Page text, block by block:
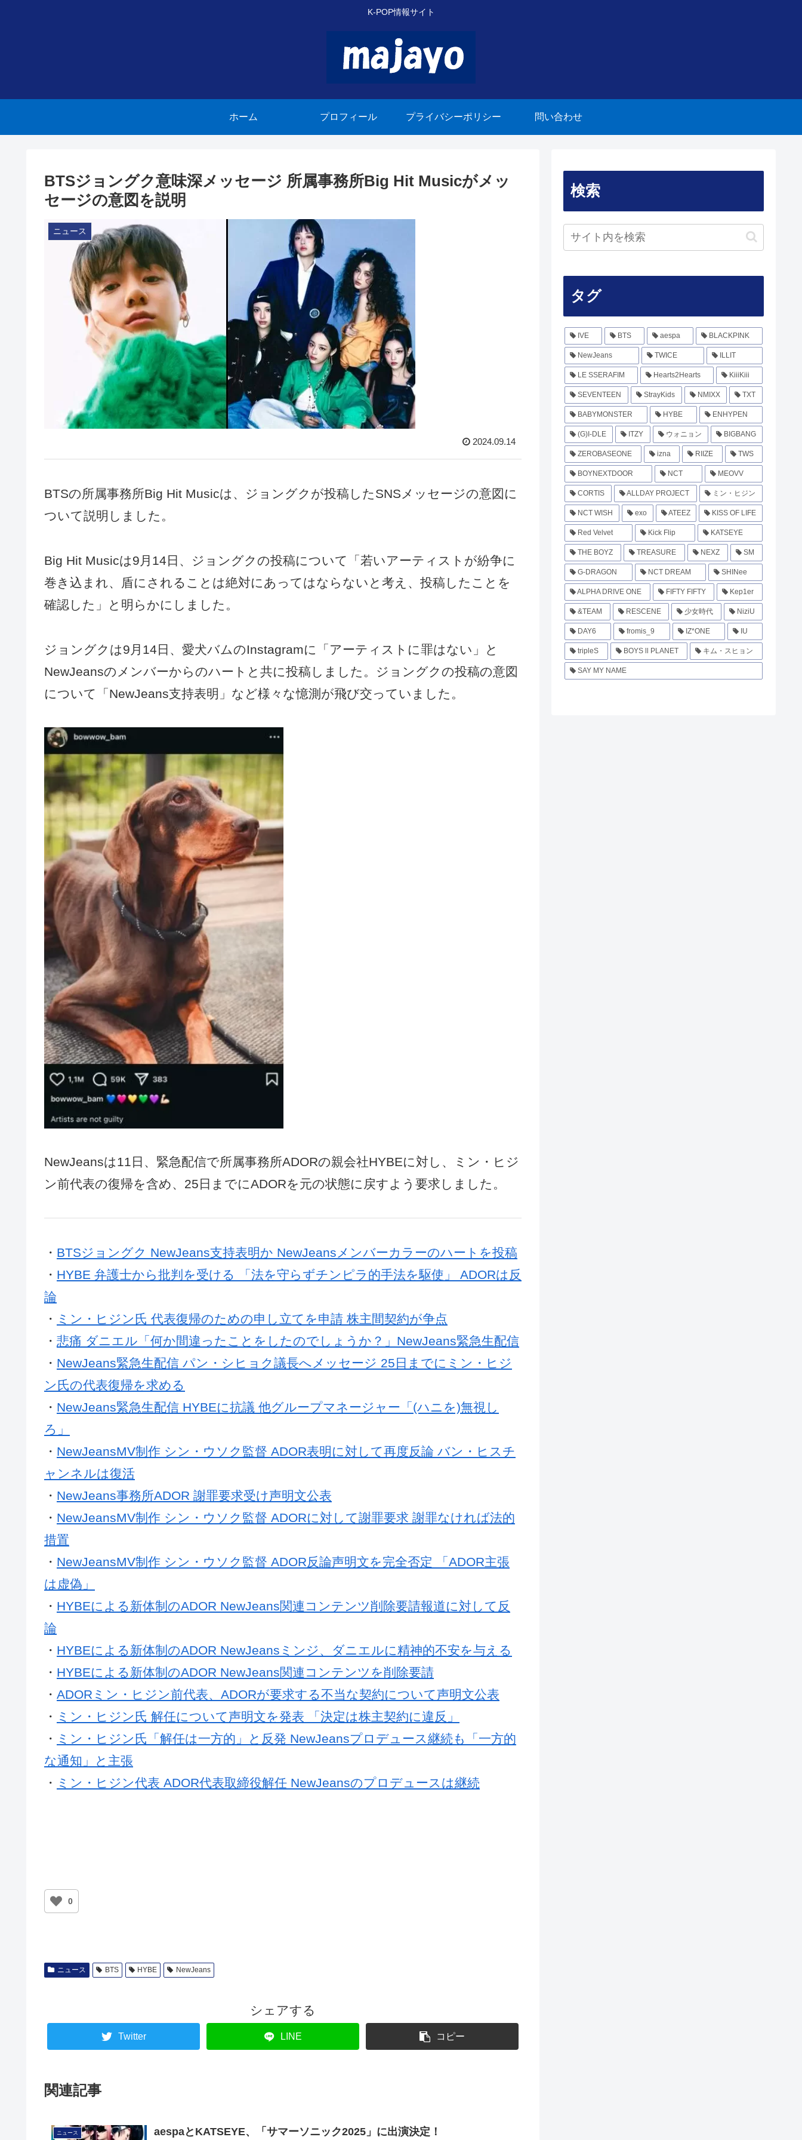
K-POP情報サイト
ホーム プロフィール プライバシーポリシー 問い合わせ
BTSジョングク意味深メッセージ 所属事務所Big Hit Musicがメッ
セージの意図を説明
ニュース
2024.09.14
BTSの所属事務所Big Hit Musicは、ジョングクが投稿したSNSメッセージの意図に
ついて説明しました。
Big Hit Musicは9月14日、ジョングクの投稿について「若いアーティストが紛争に
巻き込まれ、盾にされることは絶対にあってはならないと考え、投稿したことを
確認した」と明らかにしました。
ジョングクは9月14日、愛犬バムのInstagramに「アーティストに罪はない」と
NewJeansのメンバーからのハートと共に投稿しました。ジョングクの投稿の意図
について「NewJeans支持表明」など様々な憶測が飛び交っていました。
NewJeansは11日、緊急配信で所属事務所ADORの親会社HYBEに対し、ミン・ヒジ
ン前代表の復帰を含め、25日までにADORを元の状態に戻すよう要求しました。
・ BTSジョングク NewJeans支持表明か NewJeansメンバーカラーのハートを投稿
・ HYBE 弁護士から批判を受ける 「法を守らずチンピラ的手法を駆使」 ADORは反
論
・ ミン・ヒジン氏 代表復帰のための申し立てを申請 株主間契約が争点
・ 悲痛 ダニエル「何か間違ったことをしたのでしょうか？」NewJeans緊急生配信
・ NewJeans緊急生配信 パン・シヒョク議長へメッセージ 25日までにミン・ヒジ
ン氏の代表復帰を求める
・ NewJeans緊急生配信 HYBEに抗議 他グループマネージャー「(ハニを)無視し
ろ」
・ NewJeansMV制作 シン・ウソク監督 ADOR表明に対して再度反論 バン・ヒスチ
ャンネルは復活
・ NewJeans事務所ADOR 謝罪要求受け声明文公表
・ NewJeansMV制作 シン・ウソク監督 ADORに対して謝罪要求 謝罪なければ法的
措置
・ NewJeansMV制作 シン・ウソク監督 ADOR反論声明文を完全否定 「ADOR主張
は虚偽」
・ HYBEによる新体制のADOR NewJeans関連コンテンツ削除要請報道に対して反
論
・ HYBEによる新体制のADOR NewJeansミンジ、ダニエルに精神的不安を与える
・ HYBEによる新体制のADOR NewJeans関連コンテンツを削除要請
・ ADORミン・ヒジン前代表、ADORが要求する不当な契約について声明文公表
・ ミン・ヒジン氏 解任について声明文を発表 「決定は株主契約に違反」
・ ミン・ヒジン氏「解任は一方的」と反発 NewJeansプロデュース継続も「一方的
な通知」と主張
・ ミン・ヒジン代表 ADOR代表取締役解任 NewJeansのプロデュースは継続
0
ニュース BTS HYBE NewJeans
シェアする
Twitter LINE コピー
関連記事
ニュース aespaとKATSEYE、「サマーソニック2025」に出演決定！
検索
タグ
IVE BTS aespa BLACKPINK
NewJeans TWICE ILLIT
LE SSERAFIM Hearts2Hearts KiiiKiii
SEVENTEEN StrayKids NMIXX TXT
BABYMONSTER HYBE ENHYPEN
(G)I-DLE ITZY ウォニョン BIGBANG
ZEROBASEONE izna RIIZE TWS
BOYNEXTDOOR NCT MEOVV
CORTIS ALLDAY PROJECT ミン・ヒジン
NCT WISH exo ATEEZ KISS OF LIFE
Red Velvet Kick Flip KATSEYE
THE BOYZ TREASURE NEXZ SM
G-DRAGON NCT DREAM SHINee
ALPHA DRIVE ONE FIFTY FIFTY Kep1er
&TEAM RESCENE 少女時代 NiziU
DAY6 fromis_9 IZ*ONE IU
tripleS BOYS ll PLANET キム・スヒョン
SAY MY NAME